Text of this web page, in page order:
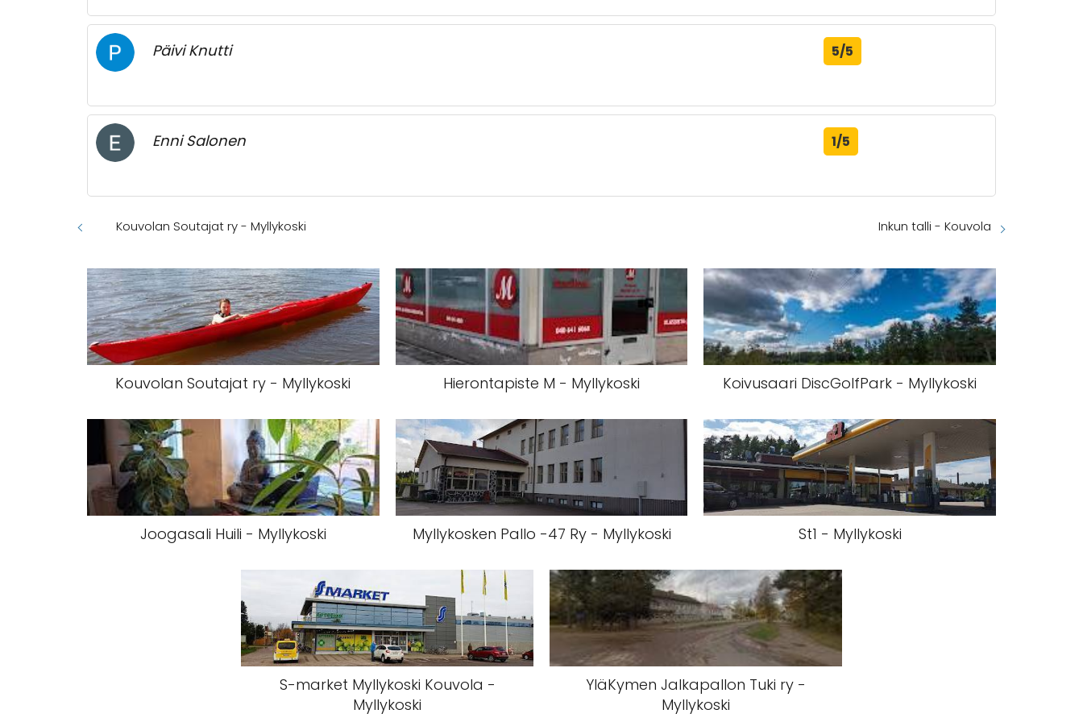
Päivi Knutti 5/5
Enni Salonen 1/5
Kouvolan Soutajat ry - Myllykoski Inkun talli - Kouvola
Kouvolan Soutajat ry - Myllykoski Hierontapiste M - Myllykoski Koivusaari DiscGolfPark - Myllykoski
Joogasali Huili - Myllykoski Myllykosken Pallo -47 Ry - Myllykoski St1 - Myllykoski
S-market Myllykoski Kouvola -
Myllykoski
YläKymen Jalkapallon Tuki ry -
Myllykoski